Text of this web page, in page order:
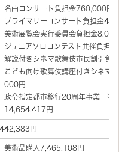
名曲コンサート負担金760,000円
プライマリーコンサート負担金
美術展覧会実行委員会負担金
ジュニアソロコンテスト共催負担金
解説付きシネマ歌舞伎市民割引負担
こども向け歌舞伎講座付きシネマ歌
000円
政令指定都市移行20周年事業 歌舞
14,654,417円
円
美術品購入7,465,108円